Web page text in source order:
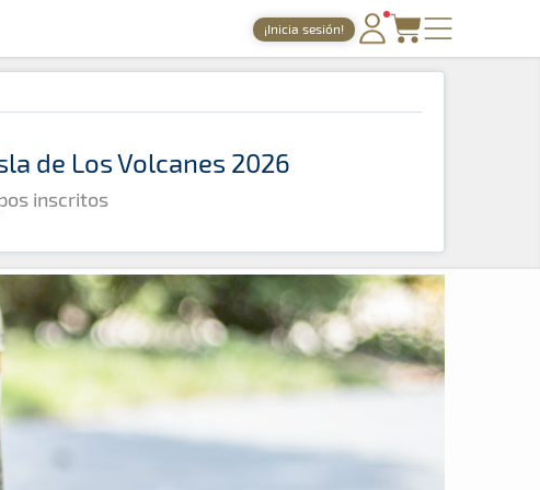
¡Inicia sesión!
PORTADA
TIEMPOS ONLINE
GALERÍAS
TIENDA
ARCHIVO
de Los Volcanes 2026
inscritos